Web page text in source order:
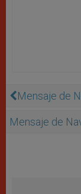
Mensaje de
Mensaje de